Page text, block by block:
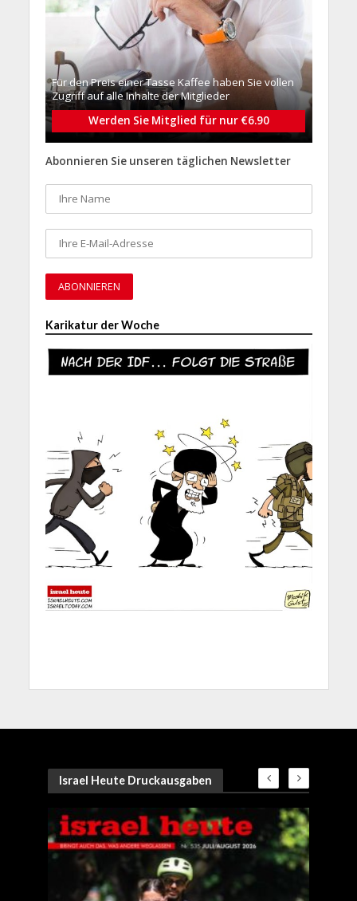
Für den Preis einer Tasse Kaffee haben Sie vollen
Zugriff auf alle Inhalte der Mitglieder
Werden Sie Mitglied für nur €6.90
Abonnieren Sie unseren täglichen Newsletter
Karikatur der Woche
Israel Heute Druckausgaben